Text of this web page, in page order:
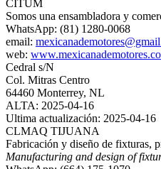
CITUM
Somos una ensambladora y
WhatsApp: (81) 1280-0068
email:
web:
Cedral s/N
Col. Mitras Centro
64460 Monterrey, NL
ALTA: 2025-04-16
Ultima actualización: 2025-04-16
CLMAQ TIJUANA
Fabricación y diseño de fixturas,
Manufacturing and design of